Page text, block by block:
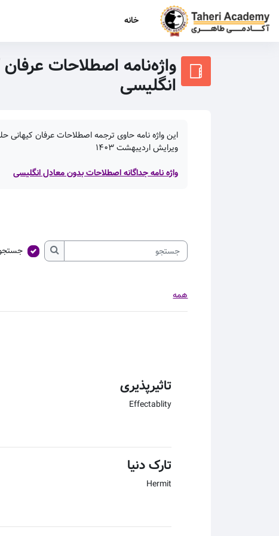
خانه
واژه‌نامه اصطلاحات
انگلیسی
این واژه نامه حاوی ترجمه اصطلاحات عرفان کیهانی
ویرایش اردیبهشت۱۴۰۳
واژه نامه جداگانه اصطلاحات بدون معادل انگلیسی
جستجو جستجو
همه
تاثیرپذیری
Effectablity
تارک دنیا
Hermit